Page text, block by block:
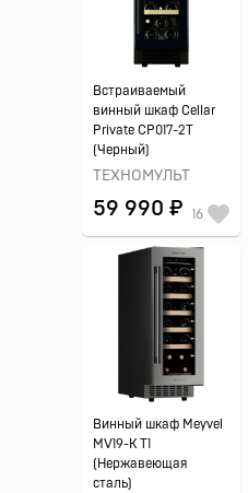
Встраиваемый
винный шкаф Cellar
Private CP017-2T
(Черный)
ТЕХНОМУЛЬТ
59 990 ₽ 16
Винный шкаф Meyvel
MV19-K T1
(Нержавеющая
сталь)